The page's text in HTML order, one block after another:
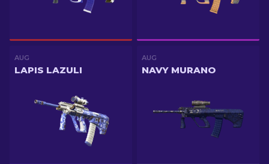
AUG
LAPIS LAZULI
AUG
NAVY MURANO